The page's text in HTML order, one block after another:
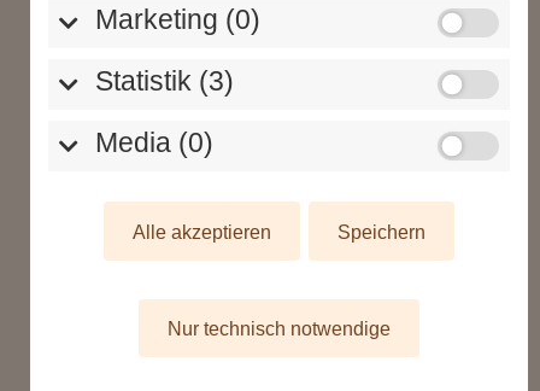
Marketing (0)
Statistik (3)
Media (0)
Alle akzeptieren Speichern
Nur technisch notwendige
Eisbecher
Desserts